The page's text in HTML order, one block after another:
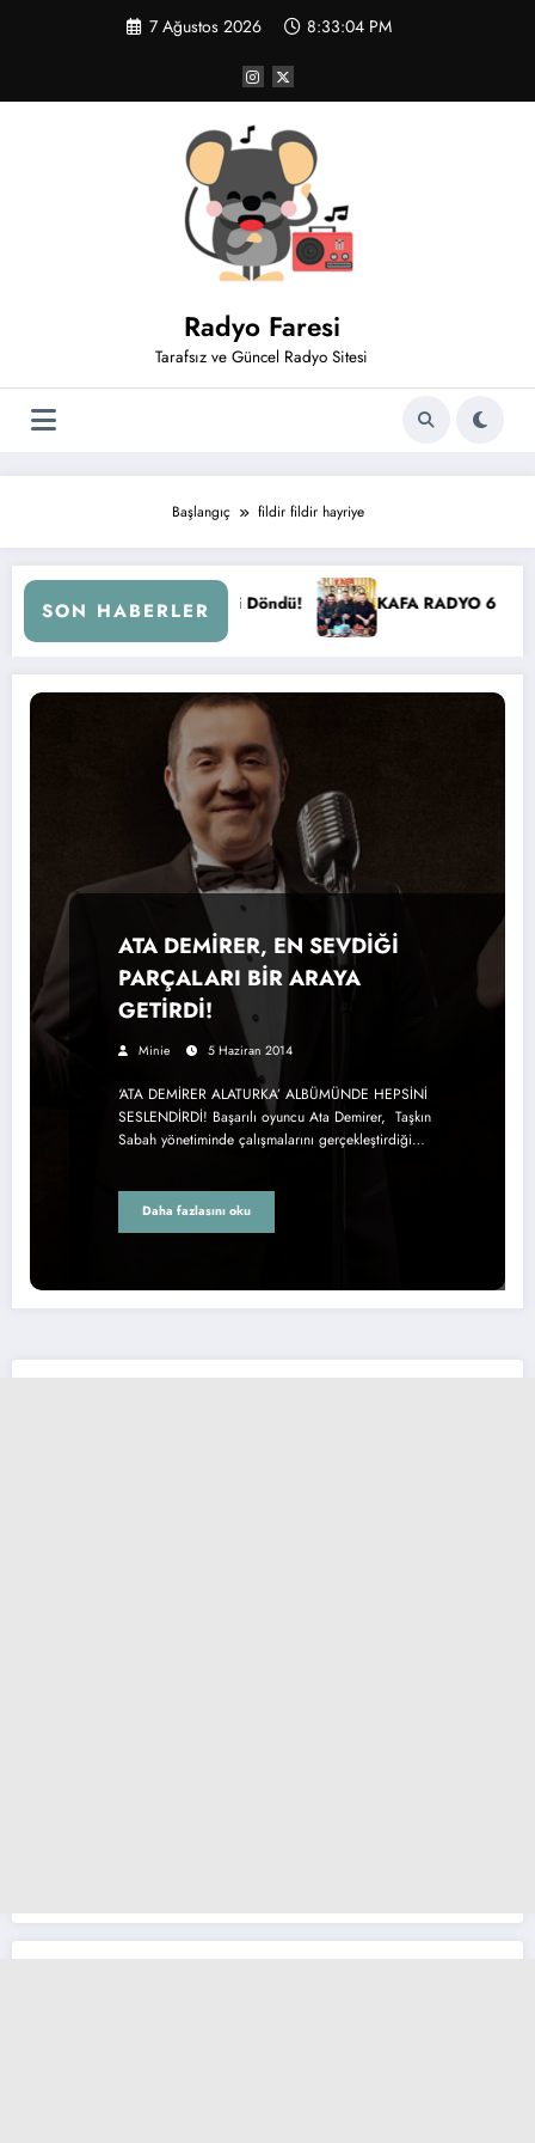
7 Ağustos 2026 8:33:04 PM
Radyo Faresi
Tarafsız ve Güncel Radyo Sitesi
Başlangıç fildir fildir hayriye
SON HABERLER
FM’e Geri Döndü! KAFA RADYO 6 YAŞINDA!
ATA DEMİRER, EN SEVDİĞİ
PARÇALARI BİR ARAYA
GETİRDİ!
Minie 5 Haziran 2014
‘ATA DEMİRER ALATURKA’ ALBÜMÜNDE HEPSİNİ
SESLENDİRDİ! Başarılı oyuncu Ata Demirer, Taşkın
Sabah yönetiminde çalışmalarını gerçekleştirdiği…
Daha fazlasını oku